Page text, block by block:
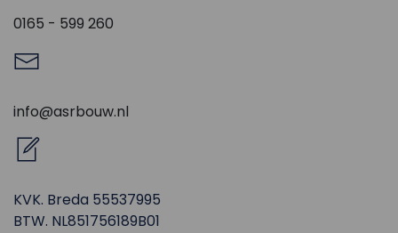
0165 - 599 260
info@asrbouw.nl
KVK. Breda 55537995
BTW. NL851756189B01